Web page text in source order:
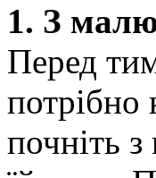
1. З
Перед
потрібно
почніть